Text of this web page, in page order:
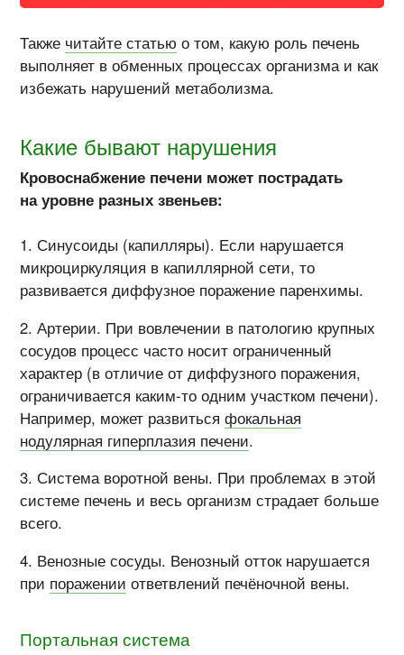
Также читайте статью о том, какую роль печень
выполняет в обменных процессах организма и как
избежать нарушений метаболизма.
Какие бывают нарушения
Кровоснабжение печени может пострадать
на уровне разных звеньев:
Синусоиды (капилляры). Если нарушается
микроциркуляция в капиллярной сети, то
развивается диффузное поражение паренхимы.
Артерии. При вовлечении в патологию крупных
сосудов процесс часто носит ограниченный
характер (в отличие от диффузного поражения,
ограничивается каким-то одним участком печени).
Например, может развитьсяфокальная
нодулярная гиперплазия печени.
Система воротной вены. При проблемах в этой
системе печень и весь организм страдает больше
всего.
Венозные сосуды. Венозный отток нарушается
при поражении ответвлений печёночной вены.
Портальная система